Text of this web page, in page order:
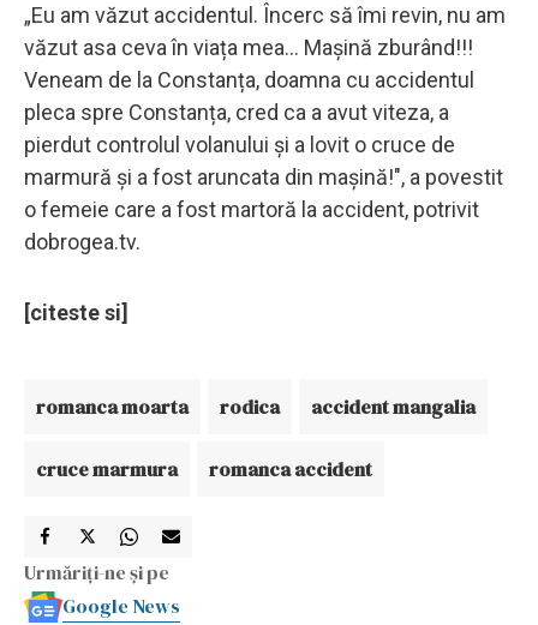
„Eu am văzut accidentul. Încerc să îmi revin, nu am
văzut asa ceva în viața mea... Mașină zburând!!!
Veneam de la Constanța, doamna cu accidentul
pleca spre Constanța, cred ca a avut viteza, a
pierdut controlul volanului și a lovit o cruce de
marmură și a fost aruncata din mașină!", a povestit
o femeie care a fost martoră la accident, potrivit
dobrogea.tv.
[citeste si]
romanca moarta rodica accident mangalia
cruce marmura romanca accident
Urmăriți-ne și pe
Google News